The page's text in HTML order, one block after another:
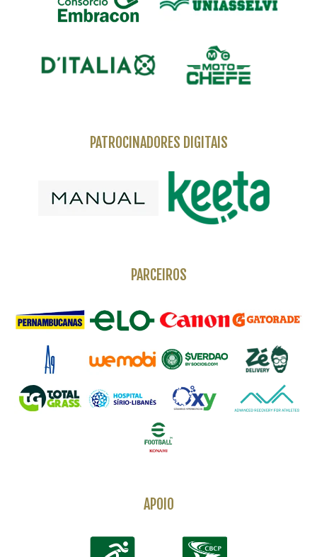
PATROCINADORES DIGITAIS
PARCEIROS
APOIO